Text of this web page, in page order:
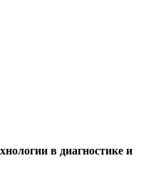
в диагностике и